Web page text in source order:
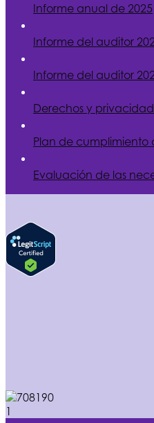
Informe anual de 2025
Informe del auditor
Informe del auditor
Derechos y
Plan de cumplimiento
Evaluación de las